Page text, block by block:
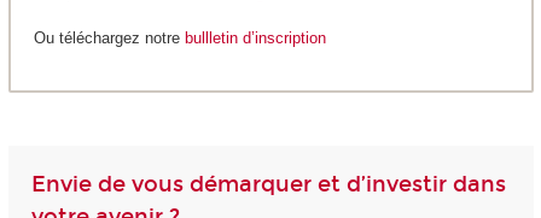
Ou téléchargez notre bullletin d’inscription
Envie de vous démarquer et d’investir dans